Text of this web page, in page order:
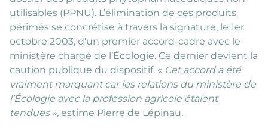
utilisables (PPNU). L’élimination de ces produits
périmés se concrétise à travers la signature, le 1er
octobre 2003, d’un premier accord-cadre avec le
ministère chargé de l’Écologie. Ce dernier devient la
caution publique du dispositif. « Cet accord a été
vraiment marquant car les relations du ministère de
l’Écologie avec la profession agricole étaient
tendues », estime Pierre de Lépinau.